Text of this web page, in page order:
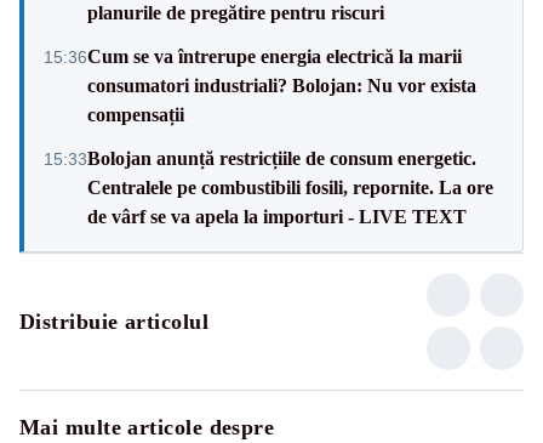
planurile de pregătire pentru riscuri
15:36Cum se va întrerupe energia electrică la marii
consumatori industriali? Bolojan: Nu vor exista
compensații
15:33Bolojan anunță restricțiile de consum energetic.
Centralele pe combustibili fosili, repornite. La ore
de vârf se va apela la importuri - LIVE TEXT
Distribuie articolul
Mai multe articole despre